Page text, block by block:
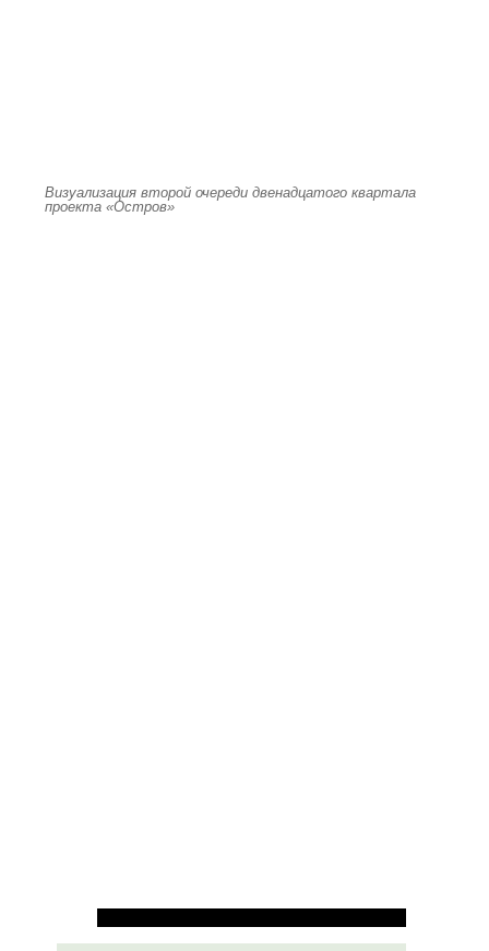
Визуализация второй очереди двенадцатого квартала
проекта «Остров»